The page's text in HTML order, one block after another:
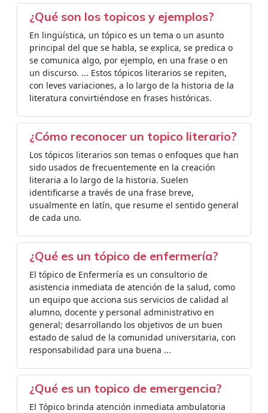
¿Qué son los topicos y ejemplos?
En lingüística, un tópico es un tema o un asunto
principal del que se habla, se explica, se predica o
se comunica algo, por ejemplo, en una frase o en
un discurso. ... Estos tópicos literarios se repiten,
con leves variaciones, a lo largo de la historia de la
literatura convirtiéndose en frases históricas.
¿Cómo reconocer un topico literario?
Los tópicos literarios son temas o enfoques que han
sido usados de frecuentemente en la creación
literaria a lo largo de la historia. Suelen
identificarse a través de una frase breve,
usualmente en latín, que resume el sentido general
de cada uno.
¿Qué es un tópico de enfermería?
El tópico de Enfermería es un consultorio de
asistencia inmediata de atención de la salud, como
un equipo que acciona sus servicios de calidad al
alumno, docente y personal administrativo en
general; desarrollando los objetivos de un buen
estado de salud de la comunidad universitaria, con
responsabilidad para una buena ...
¿Qué es un topico de emergencia?
El Tópico brinda atención inmediata ambulatoria